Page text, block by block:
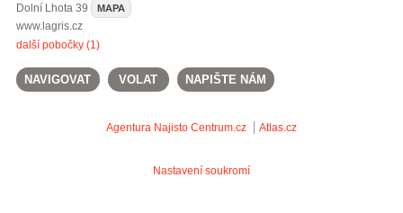
rozvoz alkoholických nápojů
Dolní Lhota39 MAPA
www.lagris.cz
další pobočky (1)
NAVIGOVAT VOLAT NAPIŠTE NÁM
Agentura Najisto Centrum.cz Atlas.cz
Nastavení soukromí